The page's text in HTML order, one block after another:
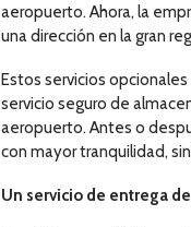
aeropuerto. Ahora, la
una dirección en la gran
Estos servicios
servicio seguro de
aeropuerto. Antes o
con mayor tranquilidad,
Un servicio de entrega